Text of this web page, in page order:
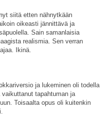
siitä etten nähnytkään
oikeasti jännittävä ja
Sain samanlaisia
realismia. Sen verran
Ikinä.
ja lukeminen oli todella
tapahtuman ja
Toisaalta opus oli kuitenkin